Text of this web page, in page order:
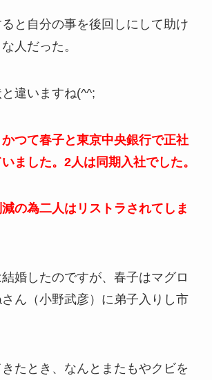
と自分の事を後回しにして助け
人だった。
違いますね(^^;
つて春子と東京中央銀行で正社
ました。2人は同期入社でした。
の為二人はリストラされてしま
婚したのですが、春子はマグロ
ん（小野武彦）に弟子入りし市
たとき、なんとまたもやクビを